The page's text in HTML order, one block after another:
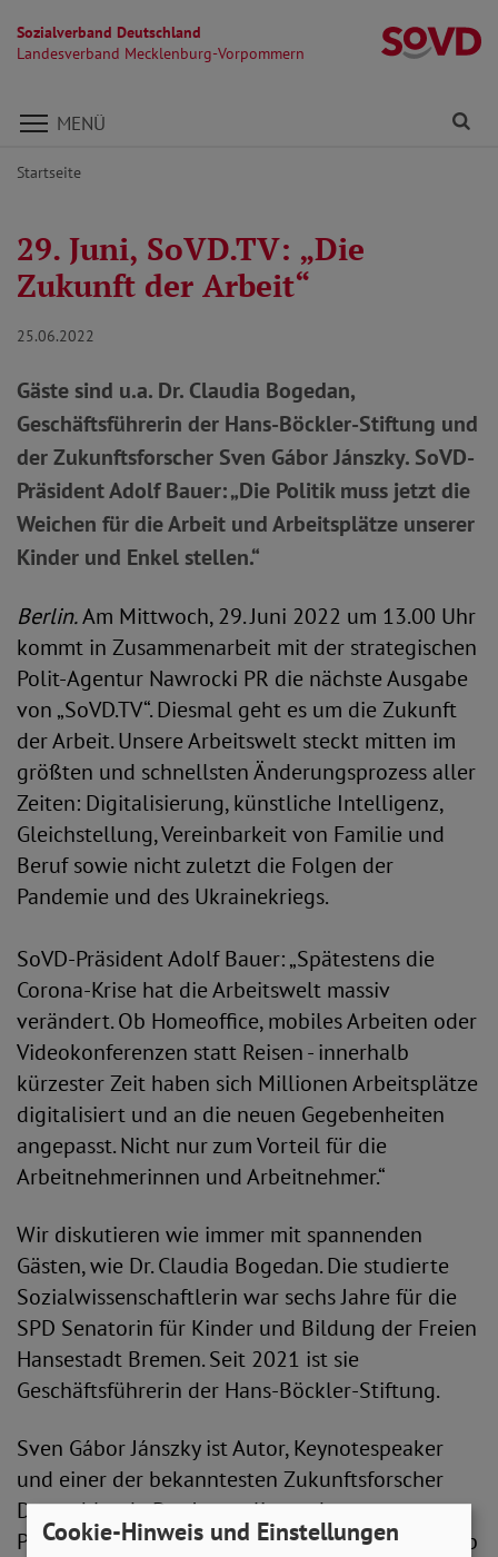
Sozialverband Deutschland
Landesverband Mecklenburg-Vorpommern
Direkt zu den Inhalten springen
MENÜ
Startseite
29. Juni, SoVD.TV: „Die
Zukunft der Arbeit“
25.06.2022
Gäste sind u.a. Dr. Claudia Bogedan,
Geschäftsführerin der Hans-Böckler-Stiftung und
der Zukunftsforscher Sven Gábor Jánszky. SoVD-
Präsident Adolf Bauer: „Die Politik muss jetzt die
Weichen für die Arbeit und Arbeitsplätze unserer
Kinder und Enkel stellen.“
Berlin.Am Mittwoch, 29. Juni 2022 um 13.00 Uhr
kommt in Zusammenarbeit mit der strategischen
Polit-Agentur Nawrocki PR die nächste Ausgabe
von „SoVD.TV“. Diesmal geht es um die Zukunft
der Arbeit. Unsere Arbeitswelt steckt mitten im
größten und schnellsten Änderungsprozess aller
Zeiten: Digitalisierung, künstliche Intelligenz,
Gleichstellung, Vereinbarkeit von Familie und
Beruf sowie nicht zuletzt die Folgen der
Pandemie und des Ukrainekriegs.
SoVD-Präsident Adolf Bauer: „Spätestens die
Corona-Krise hat die Arbeitswelt massiv
verändert. Ob Homeoffice, mobiles Arbeiten oder
Videokonferenzen statt Reisen - innerhalb
kürzester Zeit haben sich Millionen Arbeitsplätze
digitalisiert und an die neuen Gegebenheiten
angepasst. Nicht nur zum Vorteil für die
Arbeitnehmerinnen und Arbeitnehmer.“
Wir diskutieren wie immer mit spannenden
Gästen, wie Dr. Claudia Bogedan. Die studierte
Sozialwissenschaftlerin war sechs Jahre für die
SPD Senatorin für Kinder und Bildung der Freien
Hansestadt Bremen. Seit 2021 ist sie
Geschäftsführerin der Hans-Böckler-Stiftung.
Sven Gábor Jánszky ist Autor, Keynotespeaker
und einer der bekanntesten Zukunftsforscher
Deutschlands. Der Journalist und
Politikwissenschaftler ist Geschäftsführer des „2b
Cookie-Hinweis und Einstellungen